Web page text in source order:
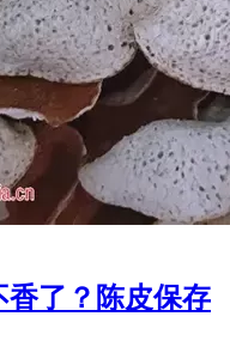
香了？陈皮保存